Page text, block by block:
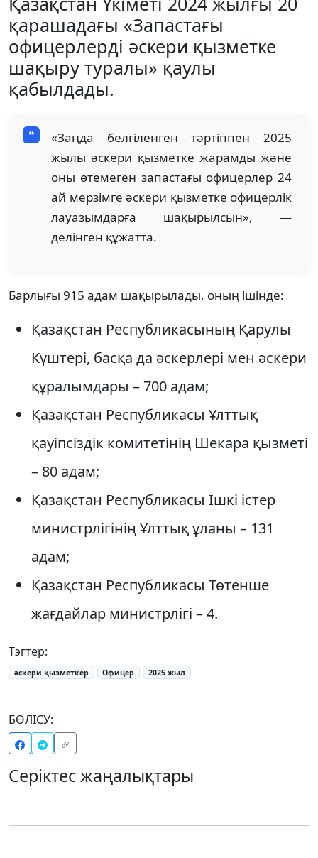
қарашадағы «Запастағы
офицерлерді әскери қызметке
шақыру туралы» қаулы
қабылдады.
«Заңда белгіленген тәртіппен 2025
жылы әскери қызметке жарамды және
оны өтемеген запастағы офицерлер 24
ай мерзімге әскери қызметке офицерлік
лауазымдарға шақырылсын», —
делінген құжатта.
Барлығы 915 адам шақырылады, оның ішінде:
Қазақстан Республикасының Қарулы
Күштері, басқа да әскерлері мен әскери
құралымдары – 700 адам;
Қазақстан Республикасы Ұлттық
қауіпсіздік комитетінің Шекара қызметі
– 80 адам;
Қазақстан Республикасы Ішкі істер
министрлігінің Ұлттық ұланы – 131
адам;
Қазақстан Республикасы Төтенше
жағдайлар министрлігі – 4.
Тэгтер:
әскери қызметкер Офицер 2025 жыл
БӨЛІСУ:
Серіктес жаңалықтары